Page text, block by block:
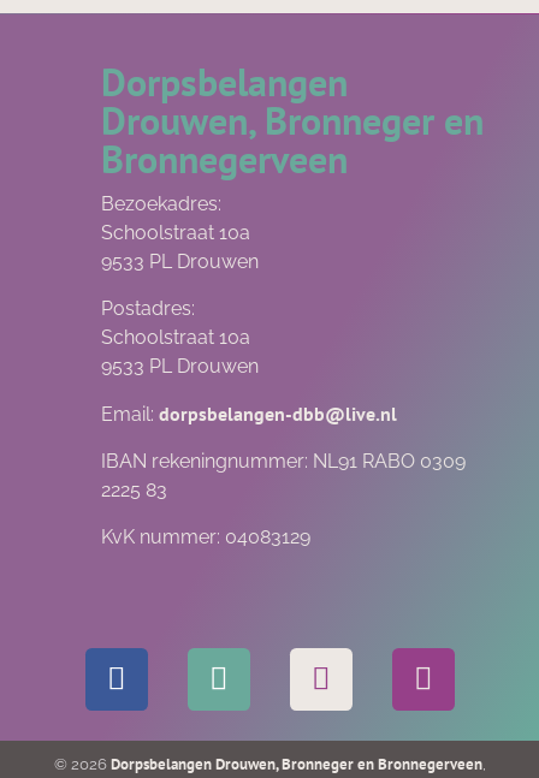
Dorpsbelangen
Drouwen, Bronneger en
Bronnegerveen
Bezoekadres:
Schoolstraat 10a
9533 PL Drouwen
Postadres:
Schoolstraat 10a
9533 PL Drouwen
Email: dorpsbelangen-dbb@live.nl
IBAN rekeningnummer: NL91 RABO 0309
2225 83
KvK nummer: 04083129
© 2026 Dorpsbelangen Drouwen, Bronneger en Bronnegerveen,